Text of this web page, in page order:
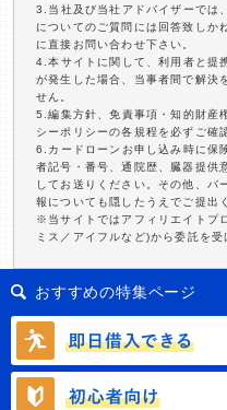
3.当社及び当社アドバイザーでは
についてのご質問には回答致しか
に直接お問い合わせ下さい。
4.本サイトに関して、利用者と提
が発生した場合、当事者間で解決
せん。
5.編集方針、免責事項・知的財産
シーポリシーの各規程を必ずご確
6.カードローンお申し込み時に保
者記号・番号、通院歴、臓器提供
してお送りください。その他、バ
報についても隠したうえでご提出
※当サイトではアフィリエイトプ
ミス／アイフルなど)から委託を
おすすめの特集ページ